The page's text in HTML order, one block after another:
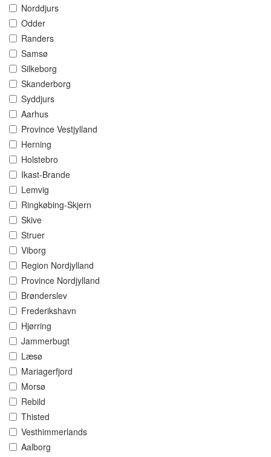
Norddjurs
Odder
Randers
Samsø
Silkeborg
Skanderborg
Syddjurs
Aarhus
Province Vestjylland
Herning
Holstebro
Ikast-Brande
Lemvig
Ringkøbing-Skjern
Skive
Struer
Viborg
Region Nordjylland
Province Nordjylland
Brønderslev
Frederikshavn
Hjørring
Jammerbugt
Læsø
Mariagerfjord
Morsø
Rebild
Thisted
Vesthimmerlands
Aalborg